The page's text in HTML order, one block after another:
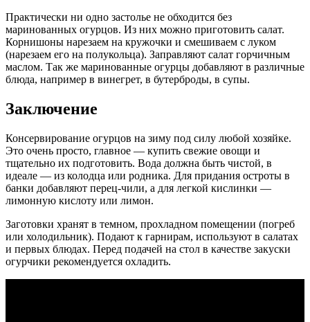
Практически ни одно застолье не обходится без
маринованных огурцов. Из них можно приготовить салат.
Корнишоны нарезаем на кружочки и смешиваем с луком
(нарезаем его на полукольца). Заправляют салат горчичным
маслом. Так же маринованные огурцы добавляют в различные
блюда, например в винегрет, в бутерброды, в супы.
Заключение
Консервирование огурцов на зиму под силу любой хозяйке.
Это очень просто, главное — купить свежие овощи и
тщательно их подготовить. Вода должна быть чистой, в
идеале — из колодца или родника. Для придания остроты в
банки добавляют перец-чили, а для легкой кислинки —
лимонную кислоту или лимон.
Заготовки хранят в темном, прохладном помещении (погреб
или холодильник). Подают к гарнирам, используют в салатах
и первых блюдах. Перед подачей на стол в качестве закуски
огурчики рекомендуется охладить.